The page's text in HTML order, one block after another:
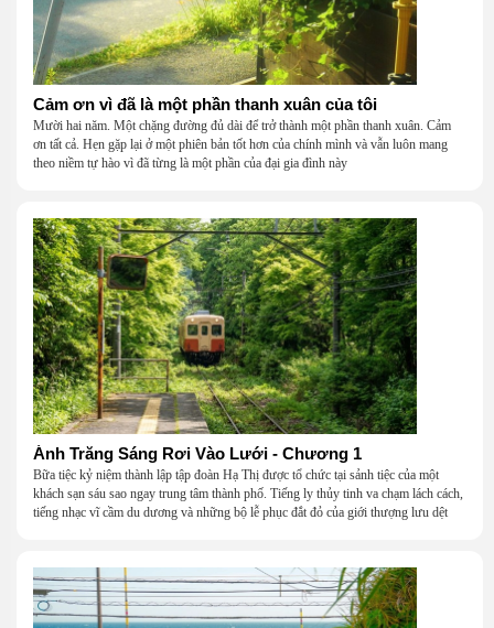
Cảm ơn vì đã là một phần thanh xuân của tôi
Mười hai năm. Một chặng đường đủ dài để trở thành một phần thanh xuân. Cảm
ơn tất cả. Hẹn gặp lại ở một phiên bản tốt hơn của chính mình và vẫn luôn mang
theo niềm tự hào vì đã từng là một phần của đại gia đình này
Ánh Trăng Sáng Rơi Vào Lưới - Chương 1
Bữa tiệc kỷ niệm thành lập tập đoàn Hạ Thị được tổ chức tại sảnh tiệc của một
khách sạn sáu sao ngay trung tâm thành phố. Tiếng ly thủy tinh va chạm lách cách,
tiếng nhạc vĩ cầm du dương và những bộ lễ phục đắt đỏ của giới thượng lưu dệt